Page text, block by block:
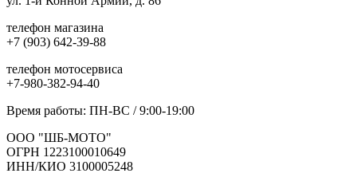
товара.
телефон магазина
+7 (903) 642-39-88
телефон мотосервиса
+7-980-382-94-40
Время работы: ПН-ВС / 9:00-19:00
ООО "ШБ-МОТО"
ОГРН 1223100010649
ИНН/КИО 3100005248